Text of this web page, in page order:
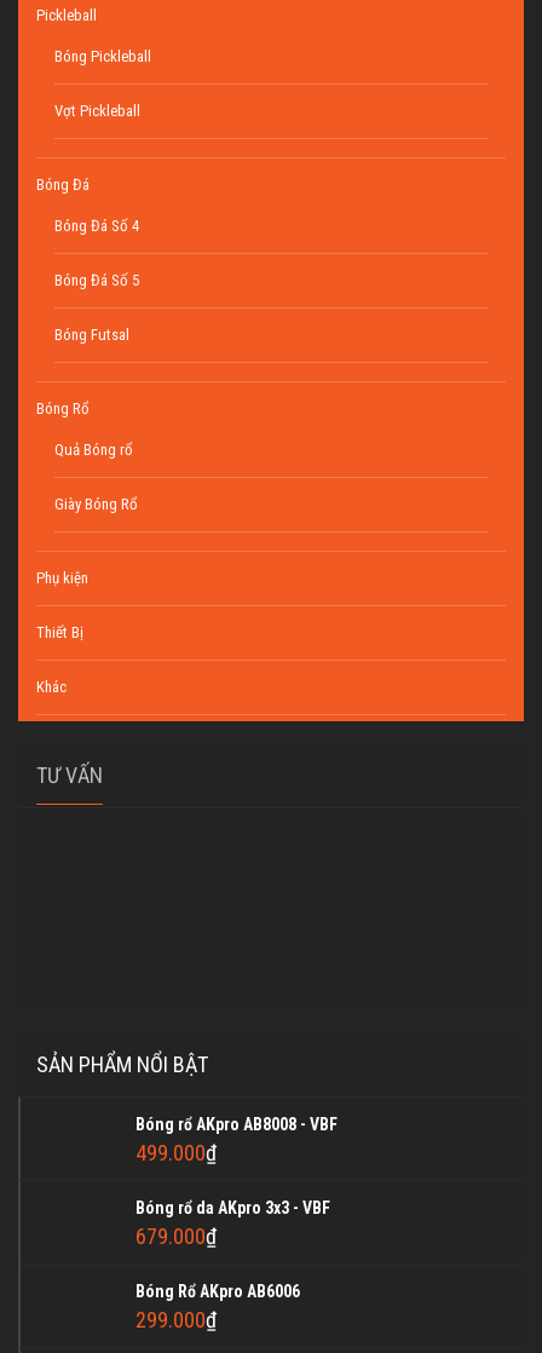
Pickleball
Bóng Pickleball
Vợt Pickleball
Bóng Đá
Bóng Đá Số 4
Bóng Đá Số 5
Bóng Futsal
Bóng Rổ
Quả Bóng rổ
Giày Bóng Rổ
Phụ kiện
Thiết Bị
Khác
TƯ VẤN
SẢN PHẨM NỔI BẬT
Bóng rổ AKpro AB8008 - VBF
499.000₫
Bóng rổ da AKpro 3x3 - VBF
679.000₫
Bóng Rổ AKpro AB6006
299.000₫